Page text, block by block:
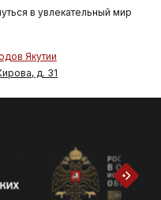
в увлекательный мир
Якутии
д. 31